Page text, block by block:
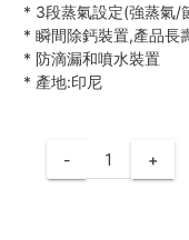
* 3段蒸氣設定(強蒸氣/
* 瞬間除鈣裝置,產品長
* 防滴漏和噴水裝置
* 產地:印尼
- +